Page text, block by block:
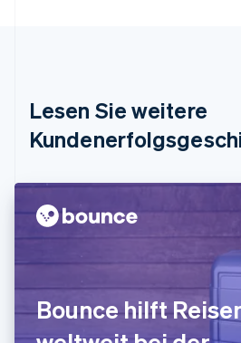
Lesen Sie weitere
Bounce hilft
DeutschEnglish
English
简体中文English
EnglishSvenska
English
Griechenland